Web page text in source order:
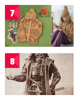
7
8